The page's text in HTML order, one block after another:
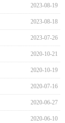
2023-08-19
2023-08-18
2023-07-26
2020-10-21
2020-10-19
2020-07-16
2020-06-27
2020-06-10